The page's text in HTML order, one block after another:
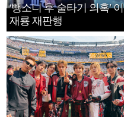
‘뺑소니 후 술타기 의혹’ 이
재룡 재판행